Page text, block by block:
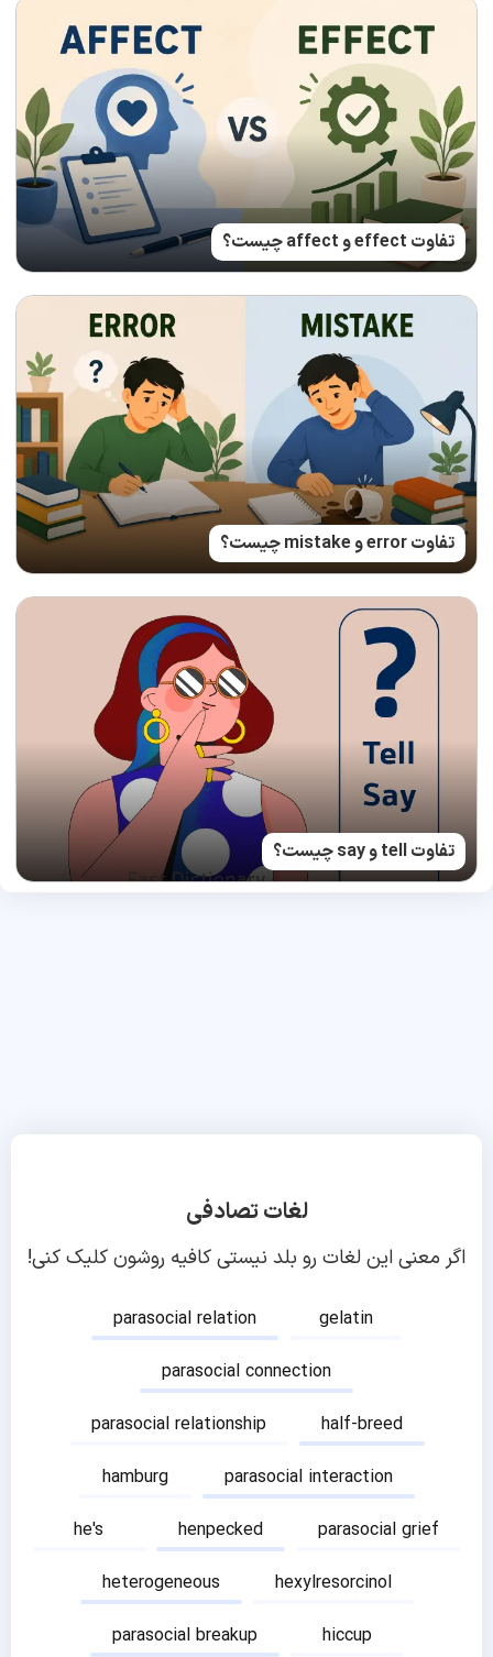
تفاوت effect و affect چیست؟
تفاوت error و mistake چیست؟
تفاوت tell و say چیست؟
لغات تصادفی
اگر معنی این لغات رو بلد نیستی کافیه روشون کلیک کنی!
parasocial relation
gelatin
parasocial connection
parasocial relationship
half-breed
hamburg
parasocial interaction
he's
henpecked
parasocial grief
heterogeneous
hexylresorcinol
parasocial breakup
hiccup